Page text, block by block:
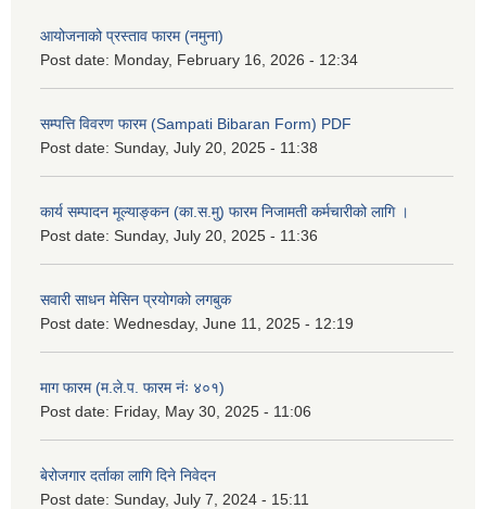
आयोजनाको प्रस्ताव फारम (नमुना)
Post date: Monday, February 16, 2026 - 12:34
सम्पत्ति विवरण फारम (Sampati Bibaran Form) PDF
Post date: Sunday, July 20, 2025 - 11:38
कार्य सम्पादन मूल्याङ्कन (का.स.मु) फारम निजामती कर्मचारीको लागि ।
Post date: Sunday, July 20, 2025 - 11:36
सवारी साधन मेसिन प्रयोगको लगबुक
Post date: Wednesday, June 11, 2025 - 12:19
माग फारम (म.ले.प. फारम नंः ४०१)
Post date: Friday, May 30, 2025 - 11:06
बेरोजगार दर्ताका लागि दिने निवेदन
Post date: Sunday, July 7, 2024 - 15:11